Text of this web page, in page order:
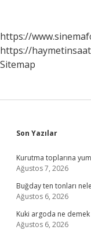
https://
https://
Sitemap
Sidebar
Son Yazılar
Kurutma toplarına
Ağustos 7, 2026
Buğday ten tonları
Ağustos 6, 2026
Kuki argoda ne demek
Ağustos 6, 2026